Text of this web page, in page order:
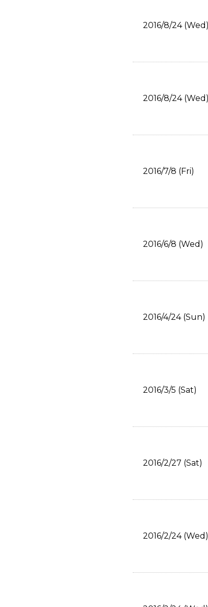
2016/8/24 (Wed)
2016/8/24 (Wed)
2016/7/8 (Fri)
2016/6/8 (Wed)
2016/4/24 (Sun)
2016/3/5 (Sat)
2016/2/27 (Sat)
2016/2/24 (Wed)